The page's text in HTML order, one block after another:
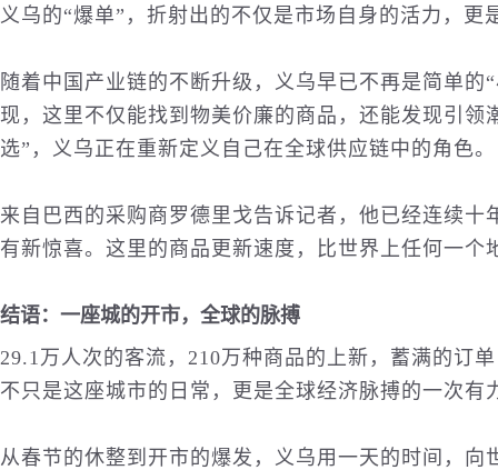
义乌的“爆单”，折射出的不仅是市场自身的活力，
随着中国产业链的不断升级，义乌早已不再是简单的
现，这里不仅能找到物美价廉的商品，还能发现引领
选”，义乌正在重新定义自己在全球供应链中的角色。
来自巴西的采购商罗德里戈告诉记者，他已经连续
有新惊喜。这里的商品更新速度，比世界上任何一个
结语：一座城的开市，全球的脉搏
29.1万人次的客流，210万种商品的上新，蓄满的
不只是这座城市的日常，更是全球经济脉搏的一次有
从春节的休整到开市的爆发，义乌用一天的时间，